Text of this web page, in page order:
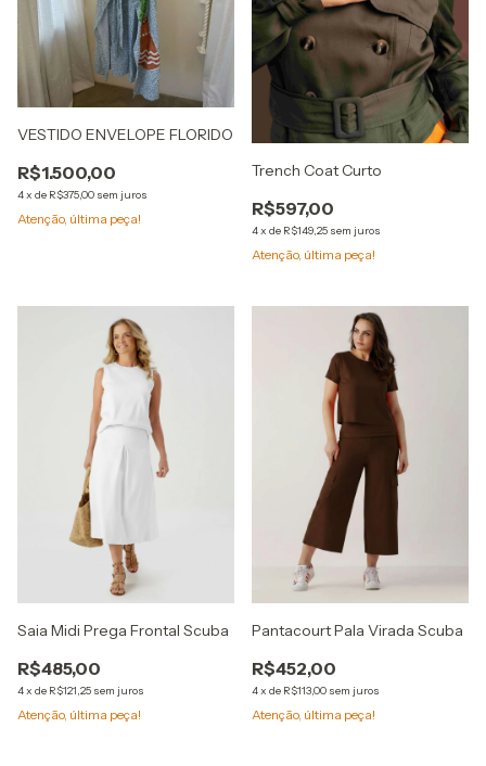
VESTIDO ENVELOPE FLORIDO
R$1.500,00
4x de R$375,00 sem juros
Atenção, última peça!
Trench Coat Curto
R$597,00
4x de R$149,25 sem juros
Atenção, última peça!
Saia Midi Prega Frontal Scuba
R$485,00
4x de R$121,25 sem juros
Atenção, última peça!
Pantacourt Pala Virada Scuba
R$452,00
4x de R$113,00 sem juros
Atenção, última peça!